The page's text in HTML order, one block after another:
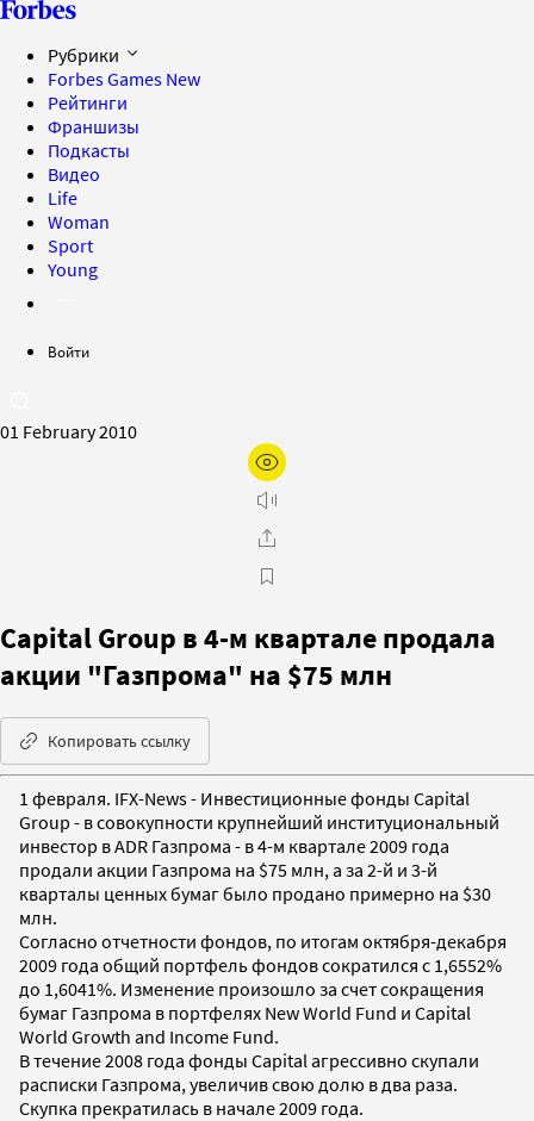
Рубрики
Forbes Games New
Рейтинги
Франшизы
Подкасты
Видео
Life
Woman
Sport
Young
Войти
01 February 2010
Capital Group в 4-м квартале продала
акции "Газпрома" на $75 млн
Копировать ссылку
1 февраля. IFX-News - Инвестиционные фонды Capital
Group - в совокупности крупнейший институциональный
инвестор в ADR Газпрома - в 4-м квартале 2009 года
продали акции Газпрома на $75 млн, а за 2-й и 3-й
кварталы ценных бумаг было продано примерно на $30
млн.
Согласно отчетности фондов, по итогам октября-декабря
2009 года общий портфель фондов сократился с 1,6552%
до 1,6041%. Изменение произошло за счет сокращения
бумаг Газпрома в портфелях New World Fund и Capital
World Growth and Income Fund.
В течение 2008 года фонды Capital агрессивно скупали
расписки Газпрома, увеличив свою долю в два раза.
Скупка прекратилась в начале 2009 года.